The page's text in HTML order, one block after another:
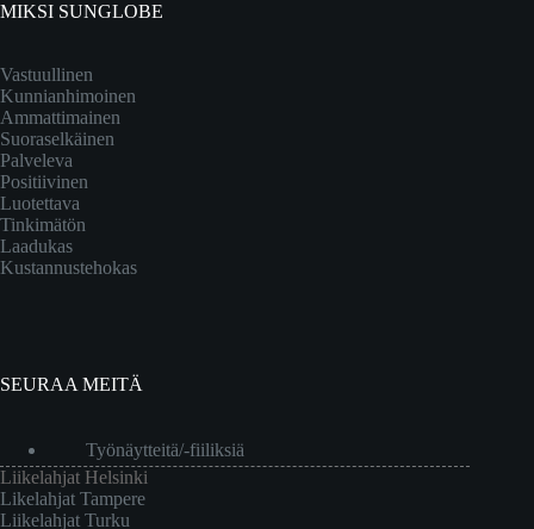
MIKSI SUNGLOBE
Vastuullinen
Kunnianhimoinen
Ammattimainen
Suoraselkäinen
Palveleva
Positiivinen
Luotettava
Tinkimätön
Laadukas
Kustannustehokas
SEURAA MEITÄ
Työnäytteitä/-fiiliksiä
Liikelahjat Helsinki
Likelahjat Tampere
Liikelahjat Turku